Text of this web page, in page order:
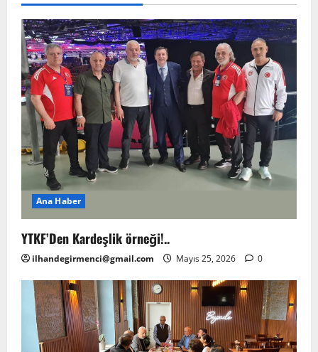
Ana Haber
YTKF’Den Kardeşlik örneği!..
ilhandegirmenci@gmail.com Mayıs 25, 2026 0